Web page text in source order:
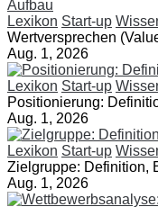
Lexikon Start-up
Wertversprechen
Aug. 1, 2026
Lexikon Start-up
Positionierung:
Aug. 1, 2026
Lexikon Start-up
Zielgruppe: Definition,
Aug. 1, 2026